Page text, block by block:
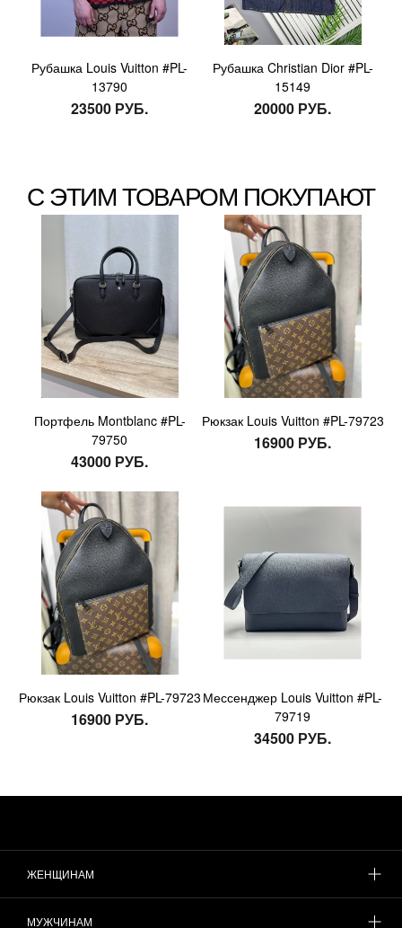
Рубашка Louis Vuitton #PL-
13790
23500 РУБ.
Рубашка Christian Dior #PL-
15149
20000 РУБ.
С ЭТИМ ТОВАРОМ ПОКУПАЮТ
Портфель Montblanc #PL-
79750
43000 РУБ.
Рюкзак Louis Vuitton #PL-79723
16900 РУБ.
Рюкзак Louis Vuitton #PL-79723
16900 РУБ.
Мессенджер Louis Vuitton #PL-
79719
34500 РУБ.
ЖЕНЩИНАМ
МУЖЧИНАМ